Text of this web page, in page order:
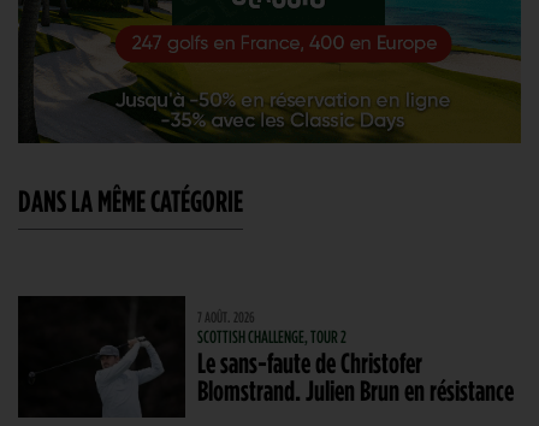
DANS LA MÊME CATÉGORIE
7 AOÛT. 2026
SCOTTISH CHALLENGE, TOUR 2
Le sans-faute de Christofer
Blomstrand. Julien Brun en résistance